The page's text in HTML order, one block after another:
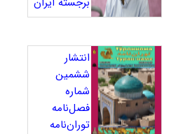
انتشار
ششمین
شماره
فصل‌نامه
توران‌نامه